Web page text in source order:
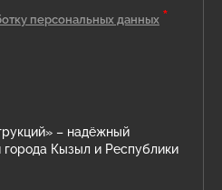
– надёжный
города Кызыл и Республики
персональных данных *